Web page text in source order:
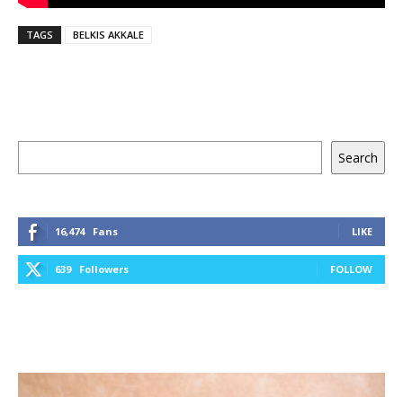
TAGS BELKIS AKKALE
Search
16,474 Fans LIKE
639 Followers FOLLOW